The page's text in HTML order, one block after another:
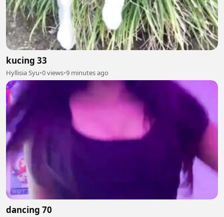
kucing 33
Hyllisia Syu•0 views•9 minutes ago
dancing 70